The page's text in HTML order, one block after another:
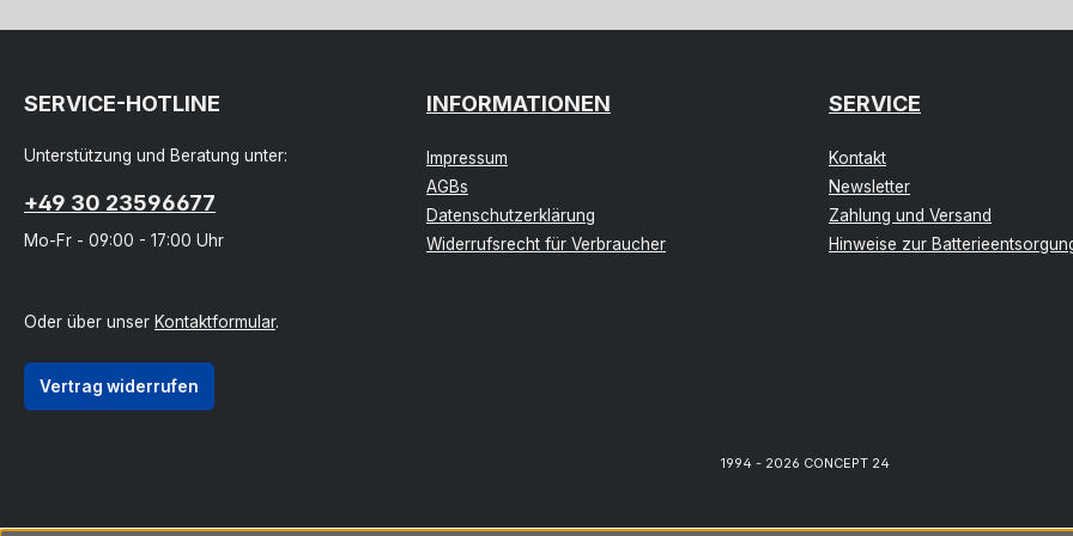
SERVICE-HOTLINE
Unterstützung und Beratung unter:
+49 30 23596677
Mo-Fr - 09:00 - 17:00 Uhr
Oder über unser Kontaktformular.
Vertrag widerrufen
INFORMATIONEN
Impressum
AGBs
Datenschutzerklärung
Widerrufsrecht für Verbraucher
SERVICE
Kontakt
Newsletter
Zahlung und Versand
Hinweise zur
1994 - 2026 CONCEPT 24